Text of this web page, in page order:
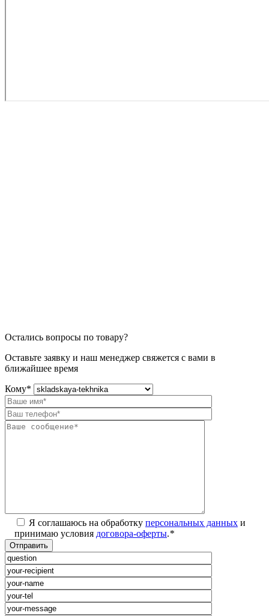
Остались вопросы по товару?
Оставьте заявку и наш менеджер свяжется с вами в
ближайшее время
Кому*
Я соглашаюсь на обработку персональных данных и
принимаю условия договора-оферты.*